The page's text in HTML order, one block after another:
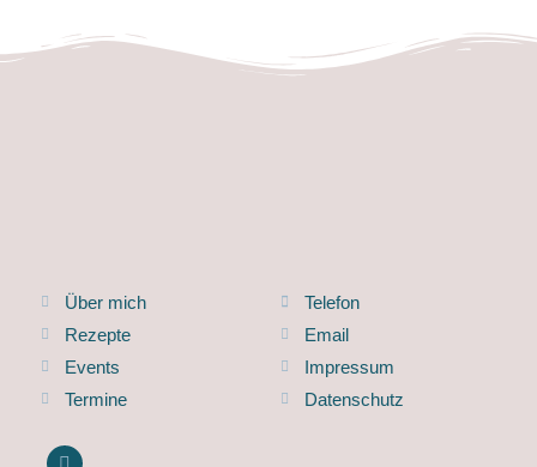
Über mich
Rezepte
Events
Termine
Telefon
Email
Impressum
Datenschutz